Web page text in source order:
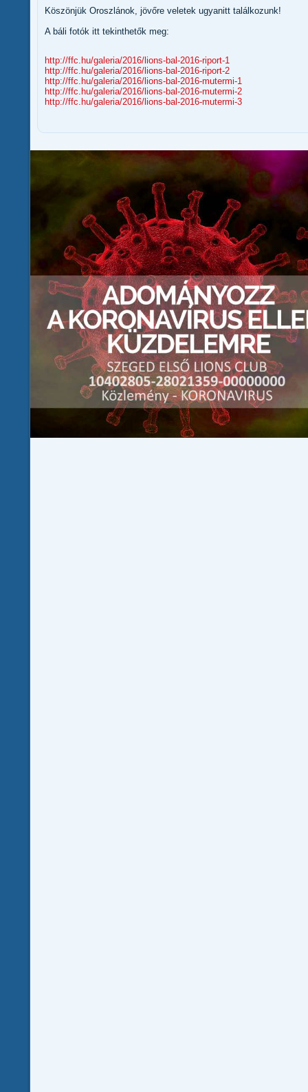
Köszönjük Oroszlánok, jövőre veletek ugyanitt találkozunk!
A báli fotók itt tekinthetők meg:
http://ffc.hu/galeria/2016/lions-bal-2016-riport-1
http://ffc.hu/galeria/2016/lions-bal-2016-riport-2
http://ffc.hu/galeria/2016/lions-bal-2016-mutermi-1
http://ffc.hu/galeria/2016/lions-bal-2016-mutermi-2
http://ffc.hu/galeria/2016/lions-bal-2016-mutermi-3